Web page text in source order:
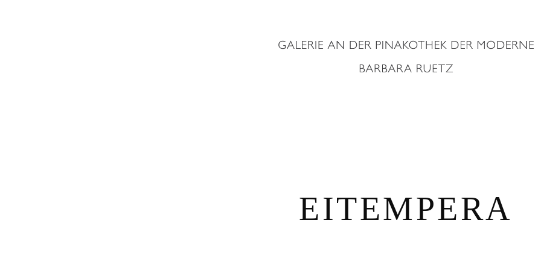
EITEMPERA